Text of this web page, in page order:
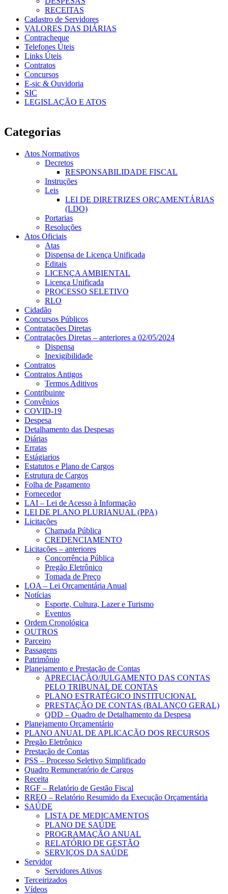
RECEITAS
Cadastro de Servidores
VALORES DAS DIÁRIAS
Contracheque
Telefones Úteis
Links Úteis
Contratos
Concursos
E-sic & Ouvidoria
SIC
LEGISLAÇÃO E ATOS
Categorias
Atos Normativos
Decretos
RESPONSABILIDADE FISCAL
Instruções
Leis
LEI DE DIRETRIZES ORÇAMENTÁRIAS
(LDO)
Portarias
Resoluções
Atos Oficiais
Atas
Dispensa de Licença Unificada
Editais
LICENÇA AMBIENTAL
Licença Unificada
PROCESSO SELETIVO
RLO
Cidadão
Concursos Públicos
Contratações Diretas
Contratações Diretas – anteriores a 02/05/2024
Dispensa
Inexigibilidade
Contratos
Contratos Antigos
Termos Aditivos
Contribuinte
Convênios
COVID-19
Despesa
Detalhamento das Despesas
Diárias
Erratas
Estágiarios
Estatutos e Plano de Cargos
Estrutura de Cargos
Folha de Pagamento
Fornecedor
LAI – Lei de Acesso à Informação
LEI DE PLANO PLURIANUAL (PPA)
Licitações
Chamada Pública
CREDENCIAMENTO
Licitações – anteriores
Concorrência Pública
Pregão Eletrônico
Tomada de Preço
LOA – Lei Orçamentária Anual
Notícias
Esporte, Cultura, Lazer e Turismo
Eventos
Ordem Cronológica
OUTROS
Parceiro
Passagens
Patrimônio
Planejamento e Prestação de Contas
APRECIAÇÃO/JULGAMENTO DAS CONTAS
PELO TRIBUNAL DE CONTAS
PLANO ESTRATÉGICO INSTITUCIONAL
PRESTAÇÃO DE CONTAS (BALANÇO GERAL)
QDD – Quadro de Detalhamento da Despesa
Planejamento Orçamentário
PLANO ANUAL DE APLICAÇÃO DOS RECURSOS
Pregão Eletrônico
Prestação de Contas
PSS – Processo Seletivo Simplificado
Quadro Remuneratório de Cargos
Receita
RGF – Relatório de Gestão Fiscal
RREO – Relatório Resumido da Execução Orçamentária
SAÚDE
LISTA DE MEDICAMENTOS
PLANO DE SAÚDE
PROGRAMAÇÃO ANUAL
RELATÓRIO DE GESTÃO
SERVIÇOS DA SAÚDE
Servidor
Servidores Ativos
Terceirizados
Vídeos